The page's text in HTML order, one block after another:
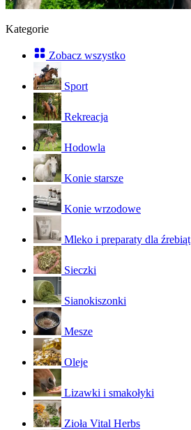
Kategorie
Zobacz wszystko
Sport
Rekreacja
Hodowla
Konie starsze
Konie wrzodowe
Mleko i preparaty dla źrebiąt
Sieczki
Sianokiszonki
Mesze
Oleje
Lizawki i smakołyki
Zioła Vital Herbs